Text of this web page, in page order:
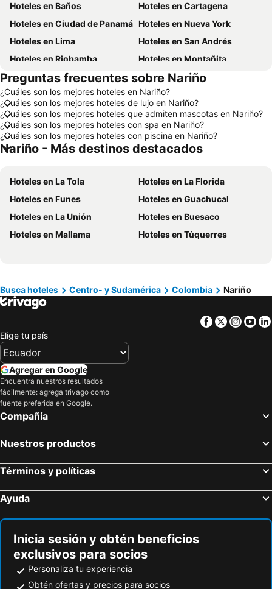
Hoteles en Baños
Hoteles en Cartagena
Hoteles en Ciudad de Panamá Hoteles en Nueva York
Hoteles en Lima
Hoteles en San Andrés
Hoteles en Riobamba
Hoteles en Montañita
Hoteles en Puerto López
Hoteles en Pedernales
Hoteles en Miami
Hoteles en Roma
Hoteles en Ambato
Hoteles en Cojimies
Hoteles en Lisboa
Hoteles en Zorritos
Hoteles en Oporto
Hoteles en Ecuador
Hoteles en Curazao
Hoteles en Guatemala
Hoteles en Santa Cruz
Hoteles en Colombia
Hoteles en Campania
Hoteles en Manabí
Hoteles en Italia
Hoteles en Noruega
Hoteles en Tumbes
Hoteles en Orellana
Hoteles en San Cristóbal
Preguntas frecuentes sobre Nariño
¿Cuáles son los mejores hoteles en Nariño?
¿Cuáles son los mejores hoteles de lujo en Nariño?
¿Cuáles son los mejores hoteles que admiten mascotas en Nariño?
¿Cuáles son los mejores hoteles con spa en Nariño?
¿Cuáles son los mejores hoteles con piscina en Nariño?
Nariño - Más destinos destacados
Hoteles en La Tola
Hoteles en La Florida
Hoteles en Funes
Hoteles en Guachucal
Hoteles en La Unión
Hoteles en Buesaco
Hoteles en Mallama
Hoteles en Túquerres
Busca hoteles Centro- y Sudamérica Colombia Nariño
Facebook
Twitter
Elige tu país
Agregar en Google
Encuentra nuestros resultados
fácilmente: agrega trivago como
fuente preferida en Google.
Compañía
Nuestros productos
Términos y políticas
Ayuda
Inicia sesión y obtén beneficios
exclusivos para socios
Personaliza tu experiencia
Obtén ofertas y precios para socios